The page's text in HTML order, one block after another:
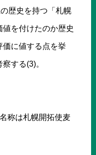
歴史を持つ「札幌
を付けたのか歴史
価に値する点を挙
する(3)。
称は札幌開拓使麦